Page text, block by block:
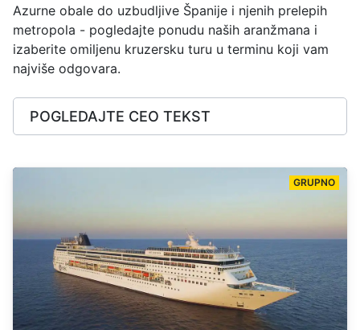
Azurne obale do uzbudljive Španije i njenih prelepih
metropola - pogledajte ponudu naših aranžmana i
izaberite omiljenu kruzersku turu u terminu koji vam
najviše odgovara.
POGLEDAJTE CEO TEKST
GRUPNO